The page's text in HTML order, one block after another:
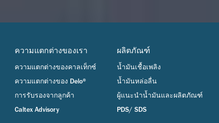
ความแตกต่างของเรา
ความแตกต่างของคาลเท็กซ์
ความแตกต่างของ Delo®
การรับรองจากลูกค้า
Caltex Advisory
ผลิตภัณฑ์
น้ำมันเชื้อเพลิง
น้ำมันหล่อลื่น
ผู้แนะนำน้ำมันและผลิตภัณฑ์
PDS/ SDS